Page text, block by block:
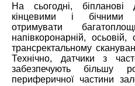
На сьогодні,
кінцевими і бічними
отримувати
напівкоронарній, осьовій,
трансректальному
Технічно, датчики з
забезпечують більшу
периферичної частини